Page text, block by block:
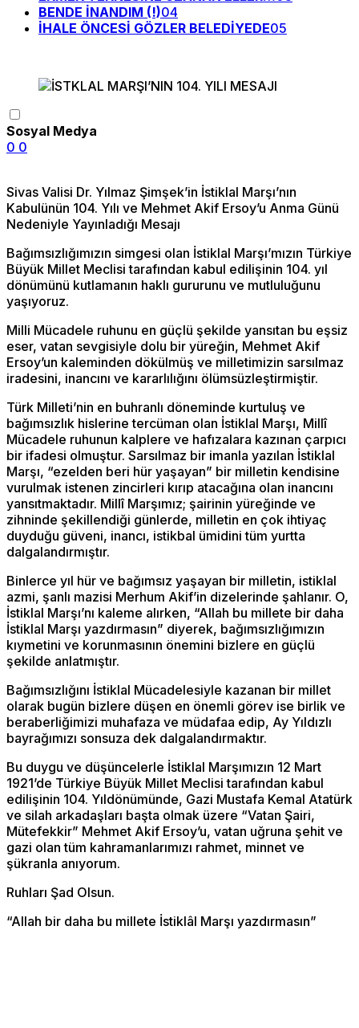
BENDE İNANDIM (!)04
İHALE ÖNCESİ GÖZLER BELEDİYEDE05
Sosyal Medya
0 0
Sivas Valisi Dr. Yılmaz Şimşek’in İstiklal Marşı’nın
Kabulünün 104. Yılı ve Mehmet Akif Ersoy’u Anma Günü
Nedeniyle Yayınladığı Mesajı
Bağımsızlığımızın simgesi olan İstiklal Marşı’mızın Türkiye
Büyük Millet Meclisi tarafından kabul edilişinin 104. yıl
dönümünü kutlamanın haklı gururunu ve mutluluğunu
yaşıyoruz.
Milli Mücadele ruhunu en güçlü şekilde yansıtan bu eşsiz
eser, vatan sevgisiyle dolu bir yüreğin, Mehmet Akif
Ersoy’un kaleminden dökülmüş ve milletimizin sarsılmaz
iradesini, inancını ve kararlılığını ölümsüzleştirmiştir.
Türk Milleti’nin en buhranlı döneminde kurtuluş ve
bağımsızlık hislerine tercüman olan İstiklal Marşı, Millî
Mücadele ruhunun kalplere ve hafızalara kazınan çarpıcı
bir ifadesi olmuştur. Sarsılmaz bir imanla yazılan İstiklal
Marşı, “ezelden beri hür yaşayan” bir milletin kendisine
vurulmak istenen zincirleri kırıp atacağına olan inancını
yansıtmaktadır. Millî Marşımız; şairinin yüreğinde ve
zihninde şekillendiği günlerde, milletin en çok ihtiyaç
duyduğu güveni, inancı, istikbal ümidini tüm yurtta
dalgalandırmıştır.
Binlerce yıl hür ve bağımsız yaşayan bir milletin, istiklal
azmi, şanlı mazisi Merhum Akif’in dizelerinde şahlanır. O,
İstiklal Marşı’nı kaleme alırken, “Allah bu millete bir daha
İstiklal Marşı yazdırmasın” diyerek, bağımsızlığımızın
kıymetini ve korunmasının önemini bizlere en güçlü
şekilde anlatmıştır.
Bağımsızlığını İstiklal Mücadelesiyle kazanan bir millet
olarak bugün bizlere düşen en önemli görev ise birlik ve
beraberliğimizi muhafaza ve müdafaa edip, Ay Yıldızlı
bayrağımızı sonsuza dek dalgalandırmaktır.
Bu duygu ve düşüncelerle İstiklal Marşımızın 12 Mart
1921’de Türkiye Büyük Millet Meclisi tarafından kabul
edilişinin 104. Yıldönümünde, Gazi Mustafa Kemal Atatürk
ve silah arkadaşları başta olmak üzere “Vatan Şairi,
Mütefekkir” Mehmet Akif Ersoy’u, vatan uğruna şehit ve
gazi olan tüm kahramanlarımızı rahmet, minnet ve
şükranla anıyorum.
Ruhları Şad Olsun.
“Allah bir daha bu millete İstiklâl Marşı yazdırmasın”